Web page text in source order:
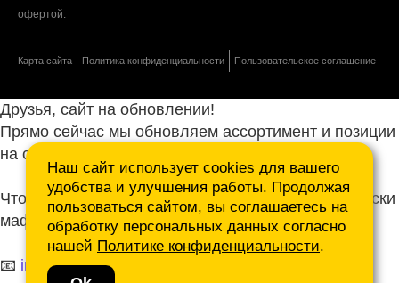
офертой.
Карта сайта Политика конфиденциальности Пользовательское соглашение
Наш сайт использует cookies для вашего
удобства и улучшения работы. Продолжая
пользоваться сайтом, вы соглашаетесь на
обработку персональных данных согласно
нашей Политике конфиденциальности.
Друзья, сайт на обновлении!
Прямо сейчас мы обновляем ассортимент и позиции
на сайте.
Чтобы не ждать, присылайте ваши запросы и списки
маф нам на почту.
📧 info@mafmasterfibre.ru